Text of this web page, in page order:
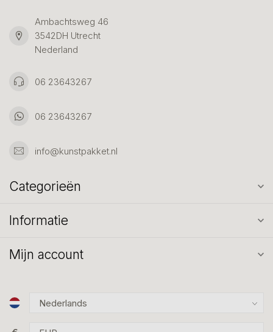
Ambachtsweg 46
3542DH Utrecht
Nederland
06 23643267
06 23643267
info@kunstpakket.nl
Categorieën
Informatie
Mijn account